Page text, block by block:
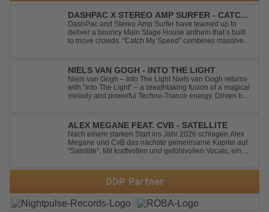
DASHPAC X STEREO AMP SURFER - CATCH
MY SPEED
DashPac and Stereo Amp Surfer have teamed up to
deliver a bouncy Main Stage House anthem that’s built
to move crowds. “Catch My Speed” combines massive
vibes and unstoppable momentum, th...
NIELS VAN GOGH - INTO THE LIGHT
Niels van Gogh – Into The Light Niels van Gogh returns
with “Into The Light” – a breathtaking fusion of a magical
melody and powerful Techno-Trance energy. Driven by
start to finish. Kn...
ALEX MEGANE FEAT. CVB - SATELLITE
Nach einem starken Start ins Jahr 2026 schlagen Alex
Megane und CvB das nächste gemeinsame Kapitel auf:
"Satellite". Mit kraftvollen und gefühlvollen Vocals, einer
modernen Produktion entführt "Satellite" die Hörer auf
eine emotionale Reise durc...
DDP Partner